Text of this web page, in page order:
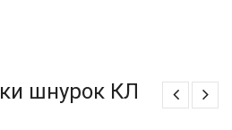
шнурок КЛ